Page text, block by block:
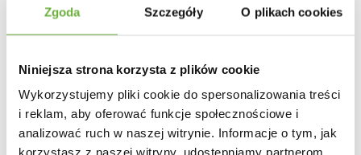
Zgoda Szczegóły O plikach cookies
Niniejsza strona korzysta z plików cookie
Wykorzystujemy pliki cookie do spersonalizowania treści
i reklam, aby oferować funkcje społecznościowe i
analizować ruch w naszej witrynie. Informacje o tym, jak
korzystasz z naszej witryny, udostępniamy partnerom
120CM